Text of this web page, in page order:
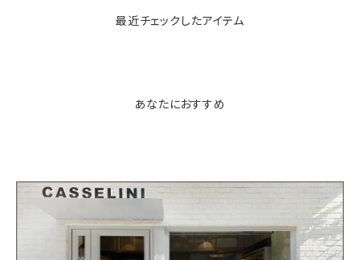
最近チェックしたアイテム
あなたにおすすめ